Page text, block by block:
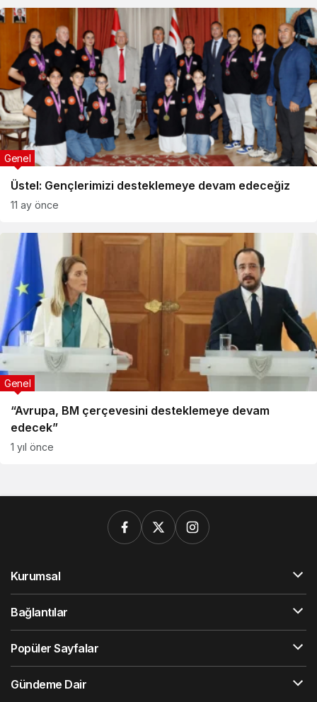
Üstel: Gençlerimizi desteklemeye devam edeceğiz
Genel
11 ay önce
“Avrupa, BM çerçevesini desteklemeye devam
edecek”
Genel
1 yıl önce
Kurumsal
Bağlantılar
Popüler Sayfalar
Gündeme Dair